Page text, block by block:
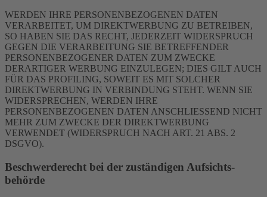
WERDEN IHRE PERSONENBEZOGENEN DATEN
VERARBEITET, UM DIREKTWERBUNG ZU BETREIBEN,
SO HABEN SIE DAS RECHT, JEDERZEIT WIDERSPRUCH
GEGEN DIE VERARBEITUNG SIE BETREFFENDER
PERSONENBEZOGENER DATEN ZUM ZWECKE
DERARTIGER WERBUNG EINZULEGEN; DIES GILT AUCH
FÜR DAS PROFILING, SOWEIT ES MIT SOLCHER
DIREKTWERBUNG IN VERBINDUNG STEHT. WENN SIE
WIDERSPRECHEN, WERDEN IHRE
PERSONENBEZOGENEN DATEN ANSCHLIESSEND NICHT
MEHR ZUM ZWECKE DER DIREKTWERBUNG
VERWENDET (WIDERSPRUCH NACH ART. 21 ABS. 2
DSGVO).
Beschwerde­recht bei der zuständigen Aufsichts­
behörde